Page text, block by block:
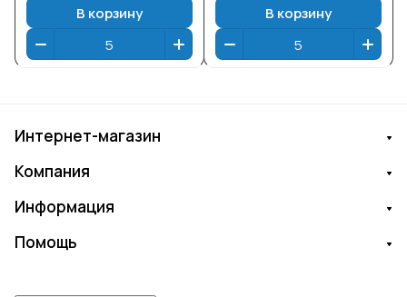
В корзину В корзину
Интернет-магазин
Компания
Информация
Помощь